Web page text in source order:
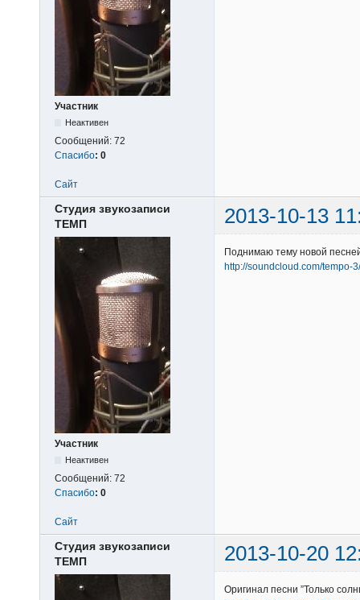
Участник
Неактивен
Сообщений: 72
Спасибо: 0
Сайт
Студия звукозаписи
ТЕМП
2013-10-13
Участник
Неактивен
Сообщений: 72
Спасибо: 0
Поднимаю тему новой
http://soundcloud.com/tempo-
Сайт
Студия звукозаписи
ТЕМП
2013-10-20
Оригинал песни ”Только